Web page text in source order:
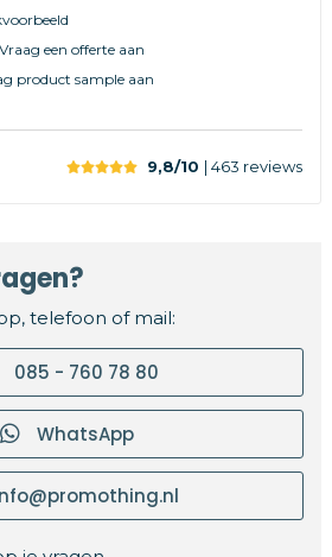
een offerte aan
product sample aan
9,8/10 | 463 reviews
telefoon of mail:
085 - 760 78 80
WhatsApp